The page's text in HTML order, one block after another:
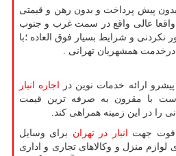
بدون پیش پرداخت و بدون رهن و قیمتی
عالی واقع در سمت غرب و جنوب
نکردنی و شرایط بسیار فوق العاده ؛با
همشهریان تهرانی .
پیشرو ارائه خدمات نوین در
اجاره انبار
با مقرون به صرفه ترین قیمت
را در این زمینه همراهی كند.
انبار در تهران برای وسایل
لوازم منزل و وکالاهای تجاری و اداری